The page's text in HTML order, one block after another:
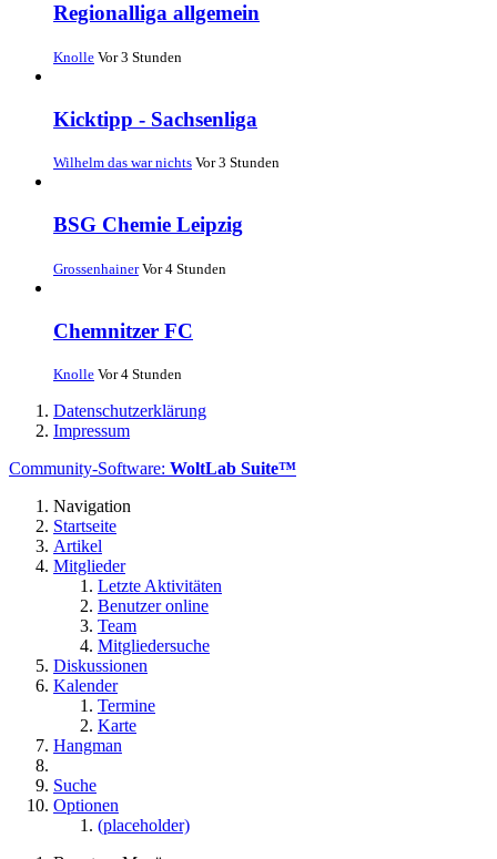
Regionalliga allgemein
Knolle Vor 3 Stunden
Kicktipp - Sachsenliga
Wilhelm das war nichts Vor 3 Stunden
BSG Chemie Leipzig
Grossenhainer Vor 4 Stunden
Chemnitzer FC
Knolle Vor 4 Stunden
Datenschutzerklärung
Impressum
Community-Software: WoltLab Suite™
Navigation
Startseite
Artikel
Mitglieder
Letzte Aktivitäten
Benutzer online
Team
Mitgliedersuche
Diskussionen
Kalender
Termine
Karte
Hangman
Suche
Optionen
(placeholder)